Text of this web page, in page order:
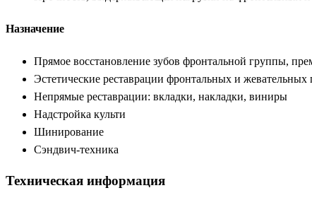
Назначение
Прямое восстановление зубов фронтальной группы,
Эстетические реставрации фронтальных и жевательных
Непрямые реставрации: вкладки, накладки, виниры
Надстройка культи
Шинирование
Сэндвич-техника
Техническая информация